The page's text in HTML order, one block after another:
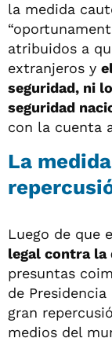
la medida
atribuidos a
extranjeros y
seguridad, ni
seguridad
con la cuenta
La
Luego de que
legal contra la
presuntas
de Presidencia
gran
medios del